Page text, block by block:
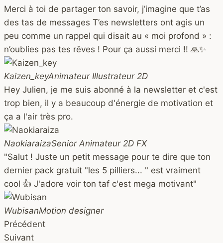
Merci à toi de partager ton savoir, j’imagine que t’as
des tas de messages T’es newsletters ont agis un
peu comme un rappel qui disait au « moi profond » :
n’oublies pas tes rêves ! Pour ça aussi merci !! 🙏✨
Kaizen_keyAnimateur Illustrateur 2D
Hey Julien, je me suis abonné à la newsletter et c'est
trop bien, il y a beaucoup d'énergie de motivation et
ça a l'air très pro.
NaokiaraizaSenior Animateur 2D FX
"Salut ! Juste un petit message pour te dire que ton
dernier pack gratuit "les 5 pilliers... " est vraiment
cool 👍 J'adore voir ton taf c'est mega motivant"
WubisanMotion designer
Précédent
Suivant